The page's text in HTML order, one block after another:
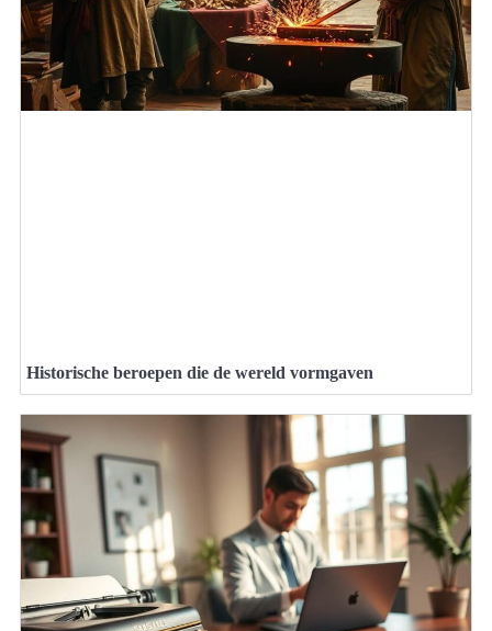
Historische beroepen die de wereld vormgaven